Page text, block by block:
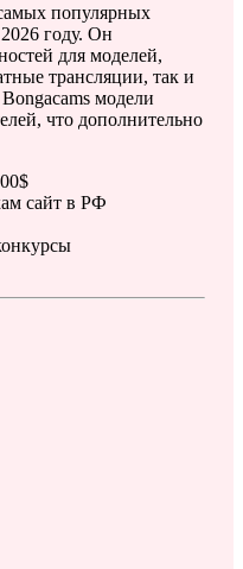
популярных
году. Он
для моделей,
трансляции, так и
модели
что дополнительно
сайт в РФ